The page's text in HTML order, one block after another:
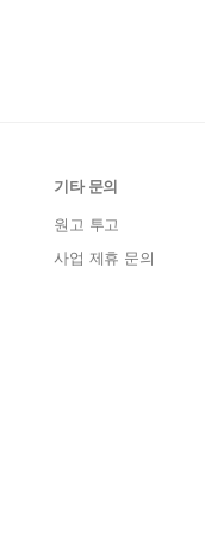
기타 문의
원고 투고
사업 제휴 문의